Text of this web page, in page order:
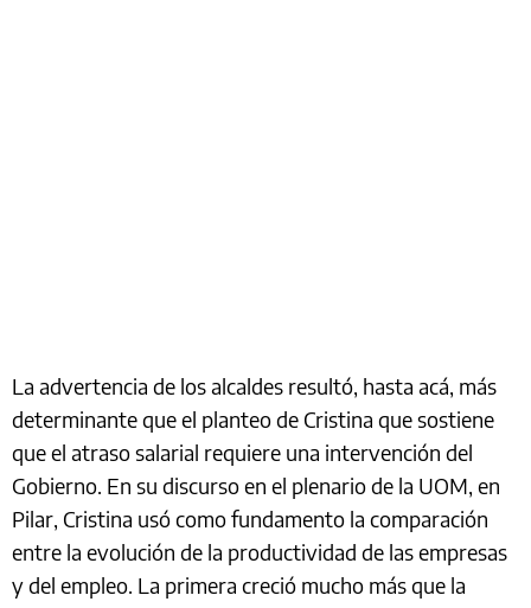
La advertencia de los alcaldes resultó, hasta acá, más
determinante que el planteo de Cristina que sostiene
que el atraso salarial requiere una intervención del
Gobierno. En su discurso en el plenario de la UOM, en
Pilar, Cristina usó como fundamento la comparación
entre la evolución de la productividad de las empresas
y del empleo. La primera creció mucho más que la